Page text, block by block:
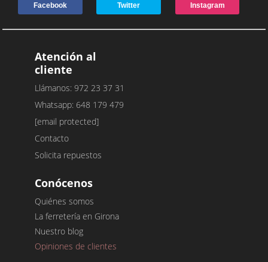
Facebook Twitter Instagram
Atención al
cliente
Llámanos: 972 23 37 31
Whatsapp: 648 179 479
[email protected]
Contacto
Solicita repuestos
Conócenos
Quiénes somos
La ferretería en Girona
Nuestro blog
Opiniones de clientes